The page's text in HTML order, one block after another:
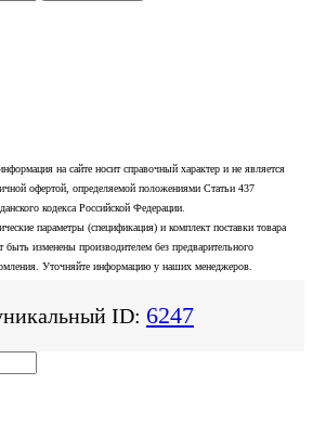
на сайте носит справочный характер и не является
офертой, определяемой положениями Статьи 437
кодекса Российской Федерации.
параметры (спецификация) и комплект поставки товара
быть изменены производителем без предварительного
Уточняйте информацию у наших менеджеров.
ID: 6247